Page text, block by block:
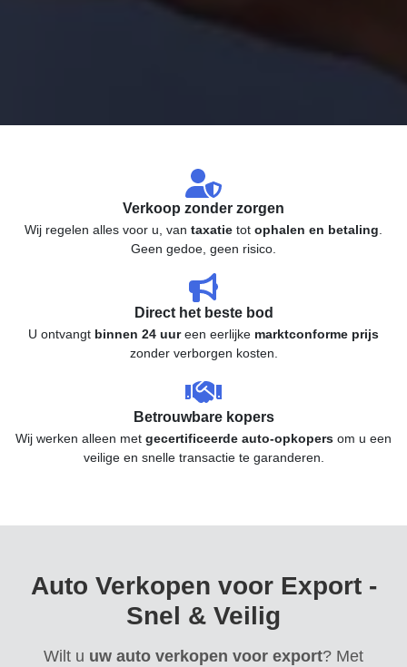
Verkoop zonder zorgen
Wij regelen alles voor u, van taxatie tot ophalen en betaling
Geen gedoe, geen risico.
Direct het beste bod
U ontvangt binnen 24 uureen eerlijke marktconforme prijs
zonder verborgen kosten.
Betrouwbare kopers
Wij werken alleen met gecertificeerde auto-opkopers om u een
veilige en snelle transactie te garanderen.
Auto Verkopen voor Export -
Snel & Veilig
Wilt u uw auto verkopen voor export? Met